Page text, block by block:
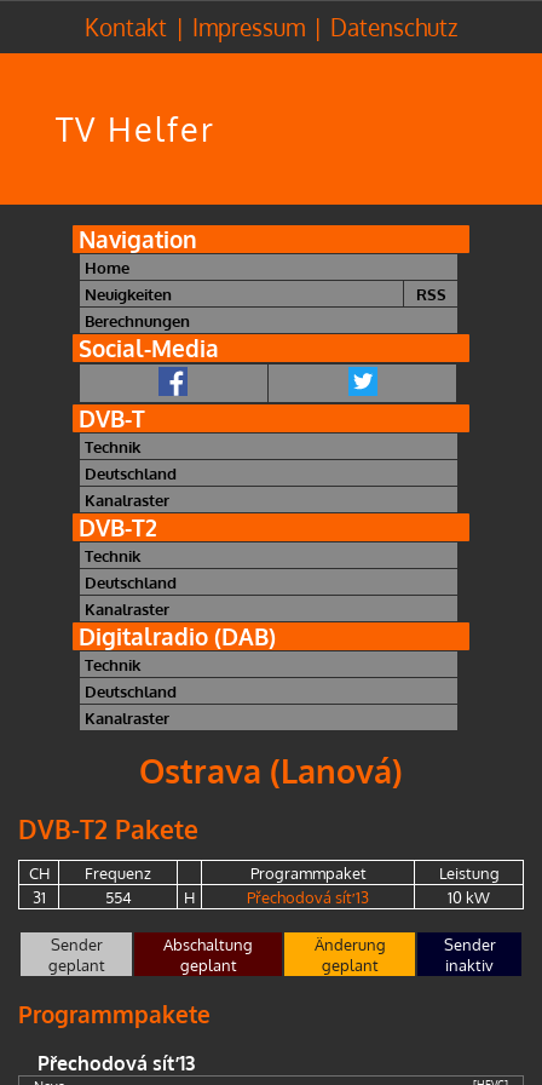
Kontakt | Impressum | Datenschutz
TV Helfer
Navigation
Home
Neuigkeiten
RSS
Berechnungen
Social-Media
DVB-T
Technik
Deutschland
Kanalraster
DVB-T2
Technik
Deutschland
Kanalraster
Digitalradio (DAB)
Technik
Deutschland
Kanalraster
Ostrava (Lanová)
DVB-T2 Pakete
CH Frequenz Programmpaket
Leistung
31
554 H Přechodová síť 13 10 kW
Sender
geplant
Abschaltung
geplant
Änderung
geplant
Sender
inaktiv
Programmpakete
Přechodová síť 13